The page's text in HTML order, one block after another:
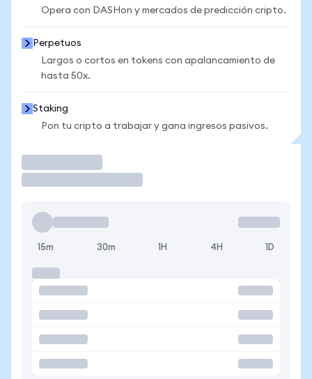
Opera con DASHon y mercados de predicción cripto.
Perpetuos
Largos o cortos en tokens con apalancamiento de
hasta 50x.
Staking
Pon tu cripto a trabajar y gana ingresos pasivos.
15m 30m 1H 4H 1D